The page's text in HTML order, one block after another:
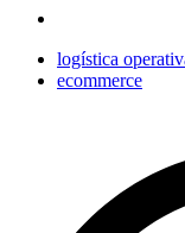
logística
ecommerce